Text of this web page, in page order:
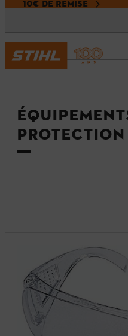
10€ DE REMISE
Accueil